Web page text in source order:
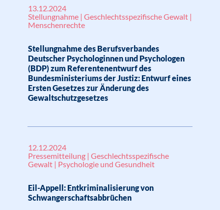
13.12.2024
Stellungnahme | Geschlechtsspezifische Gewalt |
Menschenrechte
Stellungnahme des Berufsverbandes
Deutscher Psychologinnen und Psychologen
(BDP) zum Referentenentwurf des
Bundesministeriums der Justiz: Entwurf eines
Ersten Gesetzes zur Änderung des
Gewaltschutzgesetzes
12.12.2024
Pressemitteilung | Geschlechtsspezifische
Gewalt | Psychologie und Gesundheit
Eil-Appell: Entkriminalisierung von
Schwangerschaftsabbrüchen